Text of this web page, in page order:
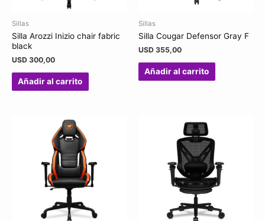
Sillas
Silla Arozzi Inizio chair fabric
black
USD 300,00
Añadir al carrito
Sillas
Silla Cougar Defensor Gray F
USD 355,00
Añadir al carrito